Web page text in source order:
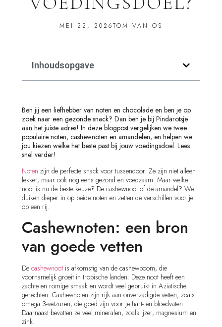
MEI 22, 2026TOM VAN OS
Inhoudsopgave
Ben jij een liefhebber van noten en chocolade en ben je op
zoek naar een gezonde snack? Dan ben je bij Pindarotsje
aan het juiste adres! In deze blogpost vergelijken we twee
populaire noten, cashewnoten en amandelen, en helpen we
jou kiezen welke het beste past bij jouw voedingsdoel. Lees
snel verder!
Noten zijn de perfecte snack voor tussendoor. Ze zijn niet alleen
lekker, maar ook nog eens gezond en voedzaam. Maar welke
noot is nu de beste keuze? De cashewnoot of de amandel? We
duiken dieper in op beide noten en zetten de verschillen voor je
op een rij.
Cashewnoten: een bron
van goede vetten
Decashewnoot is afkomstig van de cashewboom, die
voornamelijk groeit in tropische landen. Deze noot heeft een
zachte en romige smaak en wordt veel gebruikt in Aziatische
gerechten. Cashewnoten zijn rijk aan onverzadigde vetten, zoals
omega 3-vetzuren, die goed zijn voor je hart- en bloedvaten.
Daarnaast bevatten ze veel mineralen, zoals ijzer, magnesium en
zink.